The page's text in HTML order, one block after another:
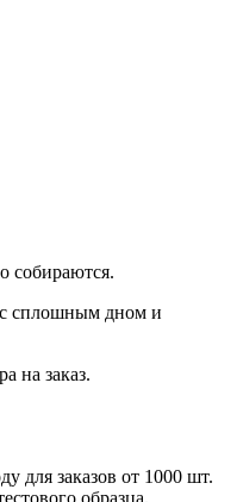
собираются.
сплошным дном и
на заказ.
для заказов от 1000 шт.
образца.